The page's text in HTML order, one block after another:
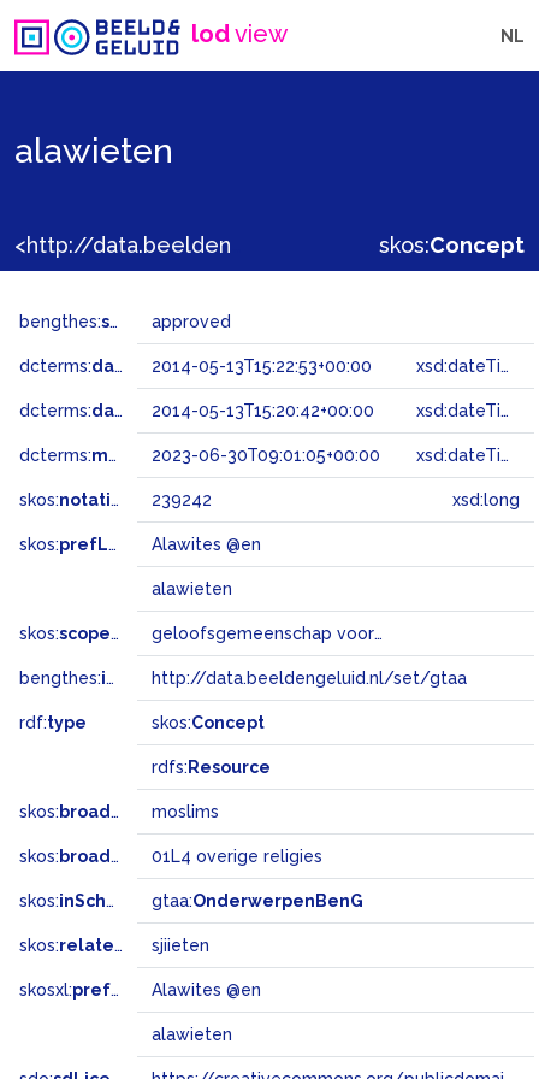
lodview NL
alawieten
skos:Concept
bengthes:status approved
dcterms:dateAccepted 2014-05-13T15:22:53+00:00 xsd:dateTime
dcterms:dateSubmitted 2014-05-13T15:20:42+00:00 xsd:dateTime
dcterms:modified 2023-06-30T09:01:05+00:00 xsd:dateTime
skos:notation 239242 xsd:long
skos:prefLabel Alawites @en
alawieten
skos:scopeNote geloofsgemeenschap voortgekomen uit een afsplitsing van de sjiitische islam, in Syrië en de Arabische gebieden
bengthes:inSet http://data.beeldengeluid.nl/set/gtaa
rdf:type skos:Concept
rdfs: Resource
skos: broader moslims
skos: broadMatch 01L4 overige religies
skos:inScheme gtaa:OnderwerpenBenG
skos:related sjiieten
skosxl:prefLabel Alawites @en
alawieten